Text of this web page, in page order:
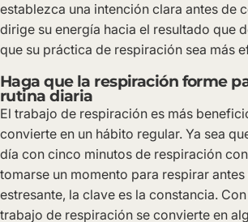
establezca una intención clara antes de
dirige su energía hacia el resultado que
que su práctica de respiración sea más
Haga que la respiración forme
rutina diaria
El trabajo de respiración es más
convierte en un hábito regular. Ya sea
día con cinco minutos de respiración
tomarse un momento para respirar
estresante, la clave es la constancia.
trabajo de respiración se convierte en